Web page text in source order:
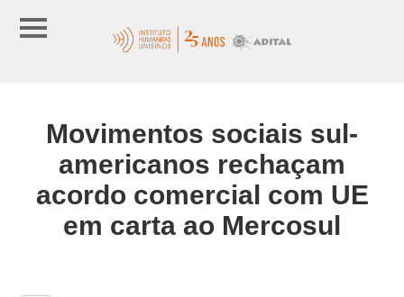
Movimentos sociais sul-
americanos rechaçam
acordo comercial com UE
em carta ao Mercosul